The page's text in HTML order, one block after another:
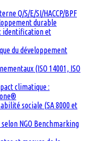
Q/S/E/SI/HACCP/BPF
durable
identification et
du développement
(ISO 14001, ISO
climatique :
sociale (SA 8000 et
NGO Benchmarking